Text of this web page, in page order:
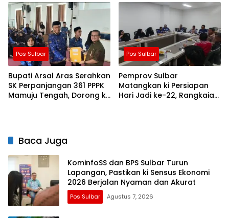
Negeri
Pos Sulbar
Bupati Arsal Aras Serahkan
SK Perpanjangan 361 PPPK
Mamuju Tengah, Dorong ki
Pos Sulbar
Pemprov Sulbar
Matangkan ki Persiapan
Hari Jadi ke-22, Rangkaian
Baca Juga
KominfoSS dan BPS Sulbar Turun
Lapangan, Pastikan ki Sensus Ekonomi
2026 Berjalan Nyaman dan Akurat
Pos Sulbar Agustus 7, 2026